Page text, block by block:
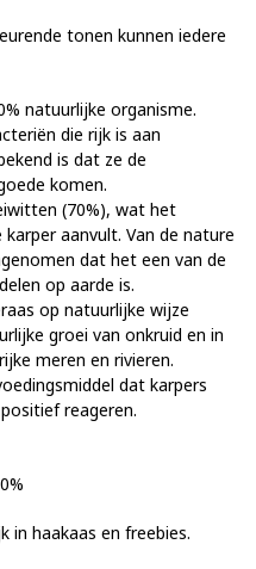
tonen kunnen iedere
natuurlijke organisme.
die rijk is aan
is dat ze de
komen.
(70%), wat het
aanvult. Van de nature
dat het een van de
op aarde is.
op natuurlijke wijze
groei van onkruid en in
meren en rivieren.
dat karpers
reageren.
in haakaas en freebies.